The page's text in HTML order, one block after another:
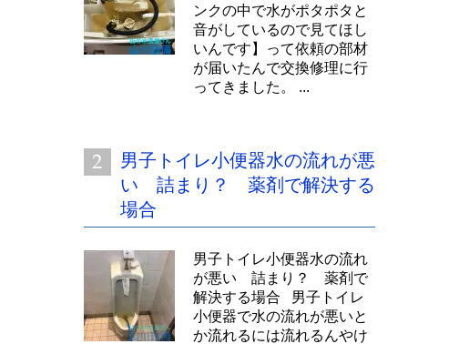
ンクの中で水がポタポタと
音がしているので見てほし
いんです】って依頼の部材
が届いたんで交換修理に行
ってきました。 ...
男子トイレ小便器水の流れが悪
い 詰まり？ 薬剤で解決する
場合
男子トイレ小便器水の流れ
が悪い 詰まり？ 薬剤で
解決する場合 男子トイレ
小便器で水の流れが悪いと
か流れるには流れるんやけ